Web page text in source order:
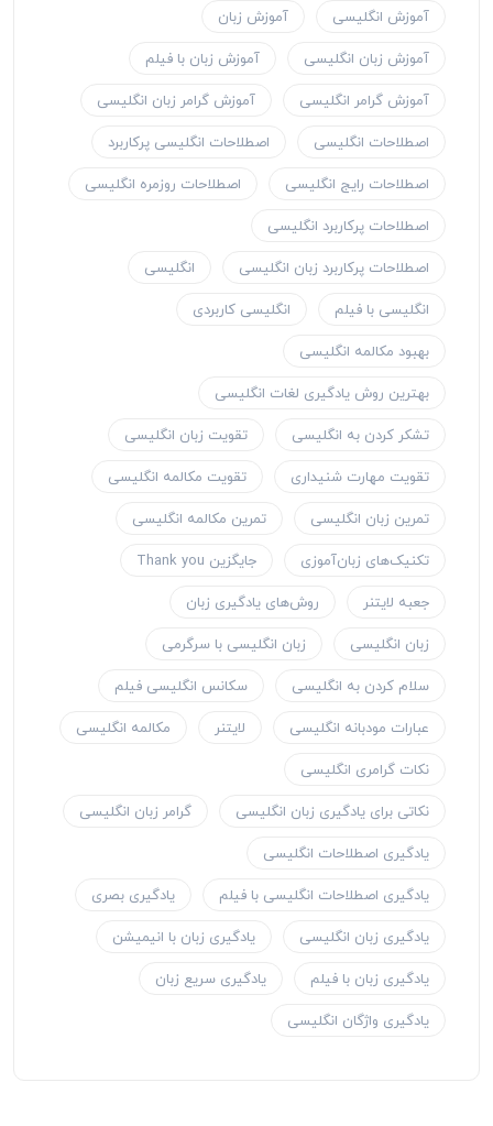
آموزش انگلیسی
آموزش زبان
آموزش زبان انگلیسی
آموزش زبان با فیلم
آموزش گرامر انگلیسی
آموزش گرامر زبان انگلیسی
اصطلاحات انگلیسی
اصطلاحات انگلیسی پرکاربرد
اصطلاحات رایج انگلیسی
اصطلاحات روزمره انگلیسی
اصطلاحات پرکاربرد انگلیسی
اصطلاحات پرکاربرد زبان انگلیسی
انگلیسی
انگلیسی با فیلم
انگلیسی کاربردی
بهبود مکالمه انگلیسی
بهترین روش یادگیری لغات انگلیسی
تشکر کردن به انگلیسی
تقویت زبان انگلیسی
تقویت مهارت شنیداری
تقویت مکالمه انگلیسی
تمرین زبان انگلیسی
تمرین مکالمه انگلیسی
تکنیک‌های زبان‌آموزی
جایگزین Thank you
جعبه لایتنر
روش‌های یادگیری زبان
زبان انگلیسی
زبان انگلیسی با سرگرمی
سلام کردن به انگلیسی
سکانس انگلیسی فیلم
عبارات مودبانه انگلیسی
لایتنر
مکالمه انگلیسی
نکات گرامری انگلیسی
نکاتی برای یادگیری زبان انگلیسی
گرامر زبان انگلیسی
یادگیری اصطلاحات انگلیسی
یادگیری اصطلاحات انگلیسی با فیلم
یادگیری بصری
یادگیری زبان انگلیسی
یادگیری زبان با انیمیشن
یادگیری زبان با فیلم
یادگیری سریع زبان
یادگیری واژگان انگلیسی